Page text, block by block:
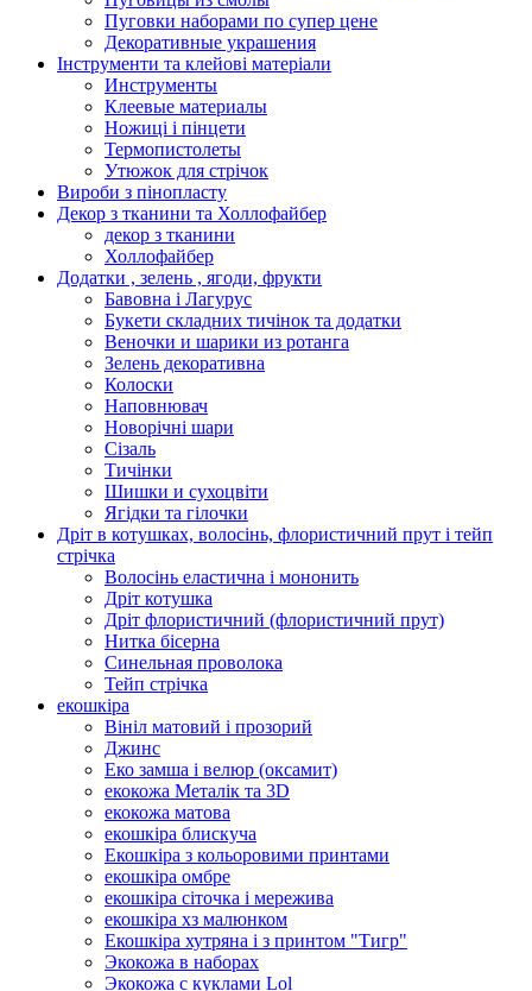
Пуговки наборами по супер цене
Декоративные украшения
Інструменти та клейові матеріали
Инструменты
Клеевые материалы
Ножиці і пінцети
Термопистолеты
Утюжок для стрічок
Вироби з пінопласту
Декор з тканини та Холлофайбер
декор з тканини
Холлофайбер
Додатки , зелень , ягоди, фрукти
Бавовна і Лагурус
Букети складних тичінок та додатки
Веночки и шарики из ротанга
Зелень декоративна
Колоски
Наповнювач
Новорічні шари
Сізаль
Тичінки
Шишки и сухоцвіти
Ягідки та гілочки
Дріт в котушках, волосінь, флористичний прут і тейп
стрічка
Волосінь еластична і мононить
Дріт котушка
Дріт флористичний (флористичний прут)
Нитка бісерна
Синельная проволока
Тейп стрічка
екошкіра
Вініл матовий і прозорий
Джинс
Еко замша і велюр (оксамит)
екокожа Металік та 3D
екокожа матова
екошкіра блискуча
Екошкіра з кольоровими принтами
екошкіра омбре
екошкіра сіточка і мережива
екошкіра хз малюнком
Екошкіра хутряна і з принтом "Тигр"
Экокожа в наборах
Экокожа с куклами Lol